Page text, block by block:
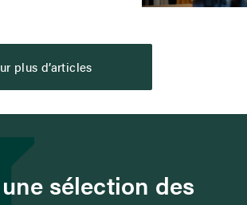
plus d’articles
sélection des